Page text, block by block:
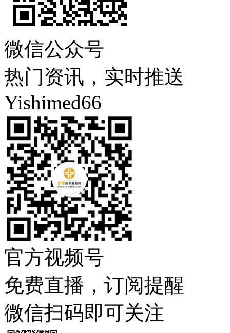
微信公众号
热门资讯，实时推送
Yishimed66
官方视频号
免费直播，订阅提醒
微信扫码即可关注